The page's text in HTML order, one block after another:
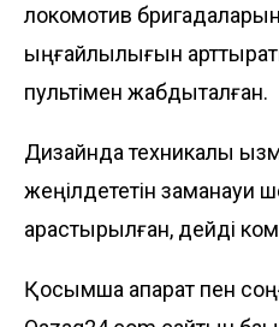
локомотив
ыңғайлылығын
пультімен жабдықталған.
Дизайнда техникалық
жеңілдететін заманауи
қарастырылған, дейді
Қосымша ақпарат пен